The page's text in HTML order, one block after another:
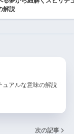
解説
ュアルな意味の解説
次の記事